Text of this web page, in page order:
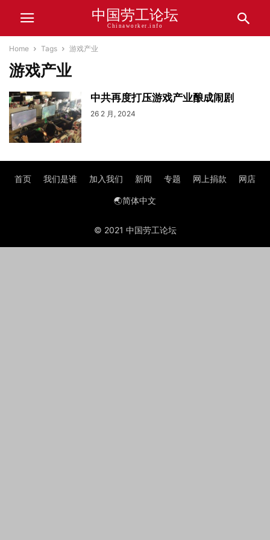
中国劳工论坛
Chinaworker.info
Home Tags 游戏产业
游戏产业
中共再度打压游戏产业酿成闹剧
26 2 月, 2024
首页 我们是谁 加入我们 新闻 专题 网上捐款 网店
🌏简体中文
© 2021 中国劳工论坛